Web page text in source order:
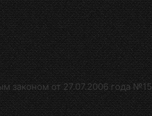
законом от 27.07.2006 года